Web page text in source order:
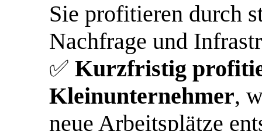
Sie profitieren durch
Nachfrage und
✅ Kurzfristig
Kleinunternehmer,
neue Arbeitsplätze